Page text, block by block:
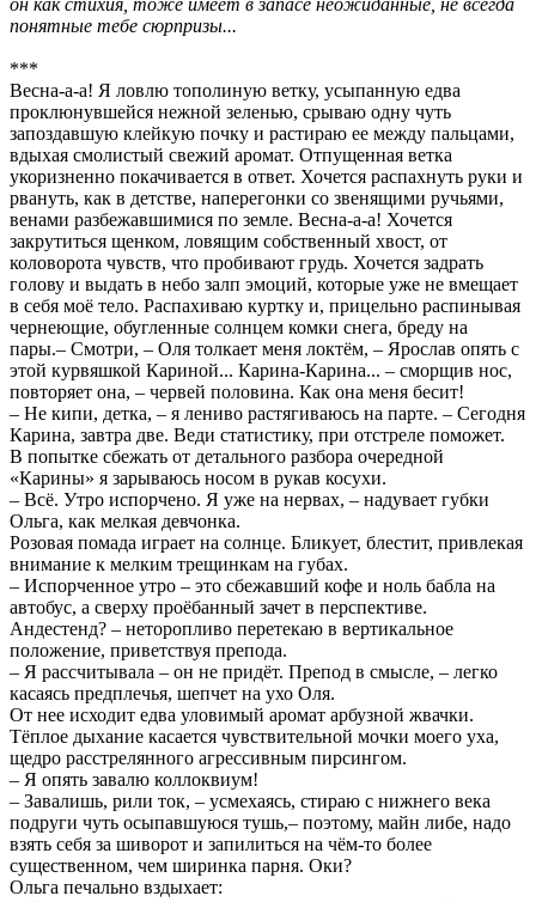
понятные тебе сюрпризы...
***
Весна-а-а! Я ловлю тополиную ветку, усыпанную едва
проклюнувшейся нежной зеленью, срываю одну чуть
запоздавшую клейкую почку и растираю ее между пальцами,
вдыхая смолистый свежий аромат. Отпущенная ветка
укоризненно покачивается в ответ. Хочется распахнуть руки и
рвануть, как в детстве, наперегонки со звенящими ручьями,
венами разбежавшимися по земле. Весна-а-а! Хочется
закрутиться щенком, ловящим собственный хвост, от
коловорота чувств, что пробивают грудь. Хочется задрать
голову и выдать в небо залп эмоций, которые уже не вмещает
в себя моё тело. Распахиваю куртку и, прицельно распинывая
чернеющие, обугленные солнцем комки снега, бреду на
пары.– Смотри, – Оля толкает меня локтём, – Ярослав опять с
этой курвяшкой Кариной... Карина-Карина... – сморщив нос,
повторяет она, – червей половина. Как она меня бесит!
– Не кипи, детка, – я лениво растягиваюсь на парте. – Сегодня
Карина, завтра две. Веди статистику, при отстреле поможет.
В попытке сбежать от детального разбора очередной
«Карины» я зарываюсь носом в рукав косухи.
– Всё. Утро испорчено. Я уже на нервах, – надувает губки
Ольга, как мелкая девчонка.
Розовая помада играет на солнце. Бликует, блестит, привлекая
внимание к мелким трещинкам на губах.
– Испорченное утро – это сбежавший кофе и ноль бабла на
автобус, а сверху проёбанный зачет в перспективе.
Андестенд? – неторопливо перетекаю в вертикальное
положение, приветствуя препода.
– Я рассчитывала – он не придёт. Препод в смысле, – легко
касаясь предплечья, шепчет на ухо Оля.
От нее исходит едва уловимый аромат арбузной жвачки.
Тёплое дыхание касается чувствительной мочки моего уха,
щедро расстрелянного агрессивным пирсингом.
– Я опять завалю коллоквиум!
– Завалишь, рили ток, – усмехаясь, стираю с нижнего века
подруги чуть осыпавшуюся тушь,– поэтому, майн либе, надо
взять себя за шиворот и запилиться на чём-то более
существенном, чем ширинка парня. Оки?
Ольга печально вздыхает: